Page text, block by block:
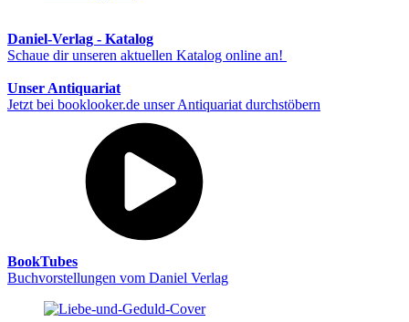
Daniel-Verlag - Katalog
Schaue dir unseren aktuellen Katalog online an!
Unser Antiquariat
Jetzt bei booklooker.de unser Antiquariat durchstöbern
BookTubes
Buchvorstellungen vom Daniel Verlag